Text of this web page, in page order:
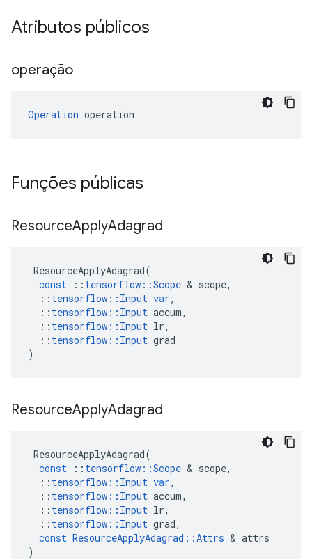
Atributos públicos
operação
Operation operation
Funções públicas
ResourceApplyAdagrad
ResourceApplyAdagrad(
const
:: tensorflow ::Scope & scope,
:: tensorflow :: Input var,
:: tensorflow :: Input accum,
:: tensorflow :: Input lr,
:: tensorflow :: Input grad
)
ResourceApplyAdagrad
ResourceApplyAdagrad(
const
:: tensorflow ::Scope & scope,
:: tensorflow :: Input var,
:: tensorflow :: Input accum,
:: tensorflow :: Input lr,
:: tensorflow :: Input grad,
const ResourceApplyAdagrad ::Attrs & attrs
)